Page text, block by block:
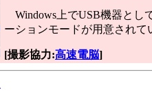
Windows上でUSB機器とし
ーションモードが用意されて
[撮影協力:高速電脳]